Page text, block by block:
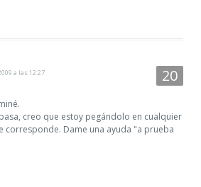
a las 12:27
creo que estoy pegándolo en cualquier
corresponde. Dame una ayuda "a prueba